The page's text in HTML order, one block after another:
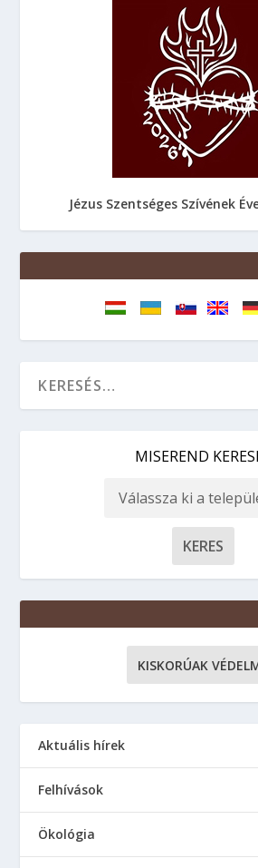
Jézus Szentséges Szívének
MISEREND
KISKORÚAK
Aktuális hírek
Felhívások
Ökológia